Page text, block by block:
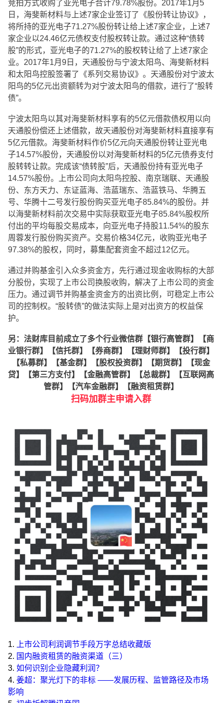
竞拍方式收购了亚光电子合计79.78%股份。2017年1月5
日，海斐新材料与上述7家企业签订了《股份转让协议》，
将所持的亚光电子71.27%股份转让给上述7家企业，上述7
家企业以24.46亿元债权支付股权转让款。通过这种“债转
股”的形式，亚光电子的71.27%的股权转让给了上述7家企
业。2017年1月9日，天通股份与宁波太阳鸟、海斐新材料
和太阳鸟控股签署了《系列交易协议》。天通股份对宁波太
阳鸟的5亿元出资额转为对宁波太阳鸟的借款，进行了“股转
债”。
宁波太阳鸟以其对海斐新材料享有的5亿元借款债权用以向
天通股份偿还上述借款，故天通股份对海斐新材料直接享有
5亿元借款。海斐新材料作价5亿元向天通股份转让亚光电
子14.57%股份，天通股份以对海斐新材料的5亿元债券支付
股转转让款。完成该“债转股”后，天通股份持有亚光电子
14.57%股份。上市公司向太阳鸟控股、南京瑞联、天通股
份、东方天力、东证蓝海、浩蓝瑞东、浩蓝铁马、华腾五
号、华腾十二号发行股份购买亚光电子85.84%的股份。并
以海斐新材料前次交易中实际获取亚光电子85.84%股权所
付出的平均每股交易成本，向亚光电子持股11.54%的股东
周蓉发行股份购买资产。交易价格34亿元，收购亚光电子
97.38%的股权，同时，募集配套资金不超过12亿元。
通过并购基金引入众多资金方，先行通过现金收购标的大部
分股份，实现了上市公司换股收购，解决了上市公司的资金
压力。通过调节并购基金资金方的出资比例，可稳定上市公
司的控制权。“股转债”的做法实际上是对出资方的权益保
护。
另：法财库目前成立了多个行业微信群【银行高管群】【商
业银行群】【信托群】【券商群】【理财师群】【投行群】
【私募群】【基金群】【股权投资群】【期货群】【现金
贷】【第三方支付】【金融高管群】【总裁群】【互联网高
管群】【汽车金融群】【融资租赁群】
扫码加群主申请入群
1. 上市公司利润调节手段万字总结收藏版
2. 国内融资租赁的融资渠道（三）
3. 如何识别企业隐藏利润？
4. 姜超：聚光灯下的非标 ——发展历程、监管路径及市场
影响